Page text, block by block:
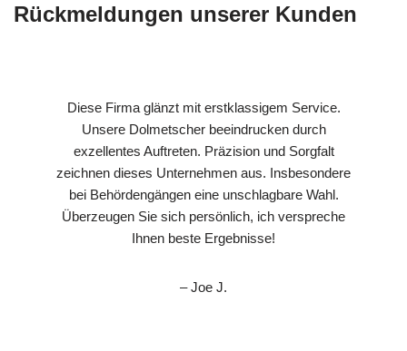
Rückmeldungen unserer Kunden
Diese Firma glänzt mit erstklassigem Service.
Unsere Dolmetscher beeindrucken durch
exzellentes Auftreten. Präzision und Sorgfalt
zeichnen dieses Unternehmen aus. Insbesondere
bei Behördengängen eine unschlagbare Wahl.
Überzeugen Sie sich persönlich, ich verspreche
Ihnen beste Ergebnisse!
– Joe J.